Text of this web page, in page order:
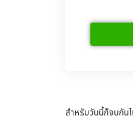
สำหรับวันนี้ก็จบกัน